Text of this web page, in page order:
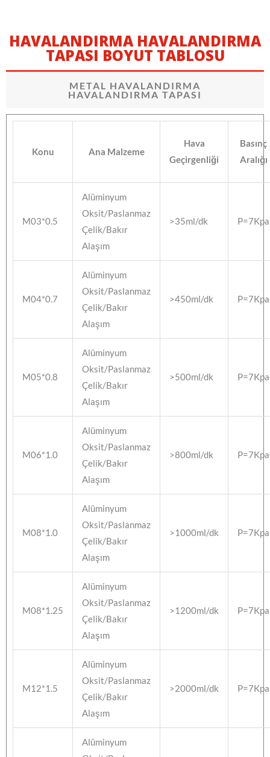
HAVALANDIRMA HAVALANDIRMA
TAPASI BOYUT TABLOSU
METAL HAVALANDIRMA
HAVALANDIRMA TAPASI
Konu Ana Malzeme
Hava
Geçirgenliği
Basınç
Aralığı
M03*0.5
Alüminyum
Oksit/Paslanmaz
Çelik/Bakır
Alaşım
>35ml/dk P=7Kpa
M04*0.7
Alüminyum
Oksit/Paslanmaz
Çelik/Bakır
Alaşım
>450ml/dk P=7Kpa
M05*0.8
Alüminyum
Oksit/Paslanmaz
Çelik/Bakır
Alaşım
>500ml/dk P=7Kpa
M06*1.0
Alüminyum
Oksit/Paslanmaz
Çelik/Bakır
Alaşım
>800ml/dk P=7Kpa
M08*1.0
Alüminyum
Oksit/Paslanmaz
Çelik/Bakır
Alaşım
>1000ml/dk P=7Kpa
M08*1.25
Alüminyum
Oksit/Paslanmaz
Çelik/Bakır
Alaşım
>1200ml/dk P=7Kpa
M12*1.5
Alüminyum
Oksit/Paslanmaz
Çelik/Bakır
Alaşım
>2000ml/dk P=7Kpa
Alüminyum